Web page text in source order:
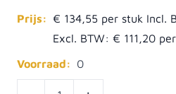
Prijs: € 134,55
Excl. BTW: € 111,20
Voorraad:
0